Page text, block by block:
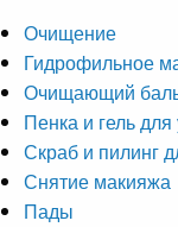
Очищение
Гидрофильное
Очищающий
Пенка и гель
Скраб и пилинг
Снятие макияжа
Пады